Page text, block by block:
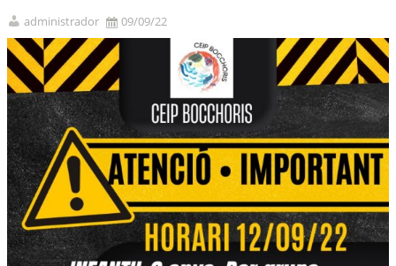
administrador 09/09/22